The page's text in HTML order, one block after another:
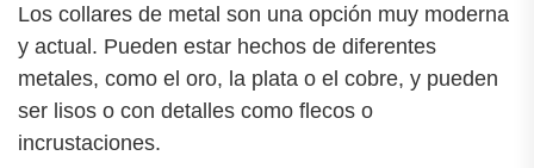
Los collares de metal son una opción muy moderna
y actual. Pueden estar hechos de diferentes
metales, como el oro, la plata o el cobre, y pueden
ser lisos o con detalles como flecos o
incrustaciones.